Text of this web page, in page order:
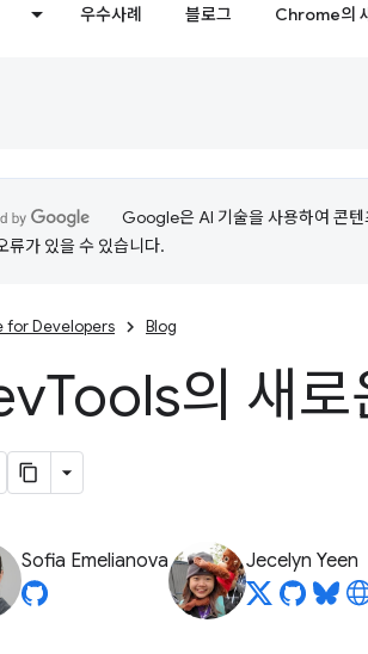
우수사례 블로그 Chrome의
Google은 AI 기술을 사용하여 콘
류가 있을 수 있습니다.
for Developers Blog
Tools의 새
Sofia Emelianova Jecelyn Yeen